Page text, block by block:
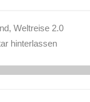
, Weltreise 2.0
hinterlassen